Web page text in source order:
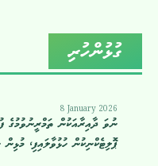
ގުޅުންހުރި
8 January 2026
ނުވަ ދާއިރާއަކުން ތަމްރީނުވުމުގެ
ޕޮލިޓެކްނިކުން ހުޅުވާލައިފި، މުޅިން